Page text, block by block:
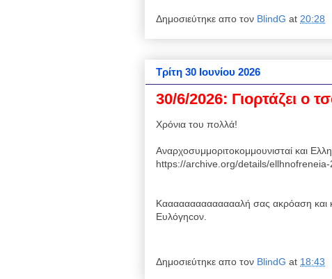
Δημοσιεύτηκε απο τον BlindG at 20:28
Τρίτη 30 Ιουνίου 2026
30/6/2026: Γιορτάζει ο
Χρόνια του πολλά!
Αναρχοσυμμοριτοκομμουνισταί και
https://archive.org/details/
Κααααααααααααααλή σας ακρόαση
Ευλόγηcον.
Δημοσιεύτηκε απο τον BlindG at 18:43